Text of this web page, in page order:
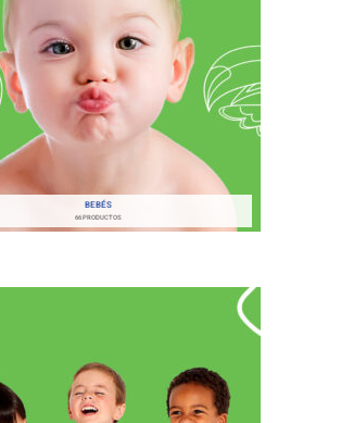
BEBÉS
66 PRODUCTOS